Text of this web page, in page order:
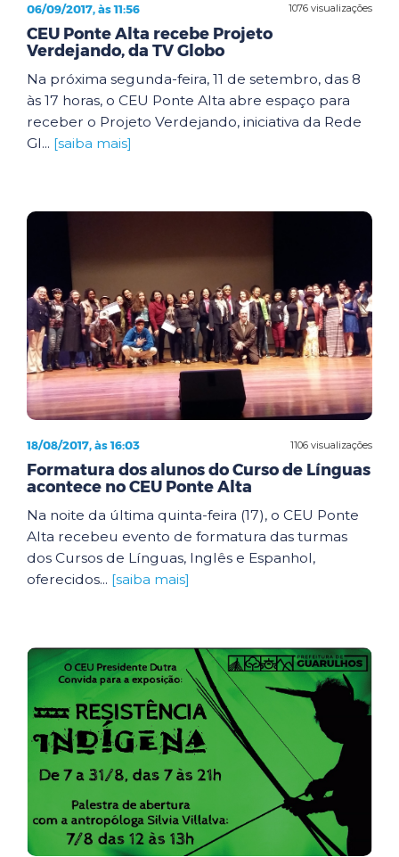
1076 visualizações
06/09/2017, às 11:56
CEU Ponte Alta recebe Projeto
Verdejando, da TV Globo
Na próxima segunda-feira, 11 de setembro, das 8
às 17 horas, o CEU Ponte Alta abre espaço para
receber o Projeto Verdejando, iniciativa da Rede
Gl... [saiba mais]
1106 visualizações
18/08/2017, às 16:03
Formatura dos alunos do Curso de Línguas
acontece no CEU Ponte Alta
Na noite da última quinta-feira (17), o CEU Ponte
Alta recebeu evento de formatura das turmas
dos Cursos de Línguas, Inglês e Espanhol,
oferecidos... [saiba mais]